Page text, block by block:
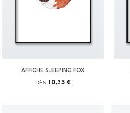
AFFICHE SLEEPING FOX
DÈS 10,35 €